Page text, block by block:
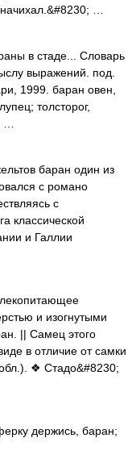
…
в стаде... Словарь
выражений. под.
1999. баран овен,
толсторог,
баран один из
с романо
с
классической
и Галлии
и изогнутыми
|| Самец этого
в отличие от самки
❖ Стадо&#8230;
держись, баран;